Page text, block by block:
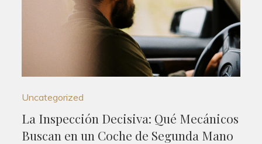
Uncategorized
La Inspección Decisiva: Qué Mecánicos
Buscan en un Coche de Segunda Mano